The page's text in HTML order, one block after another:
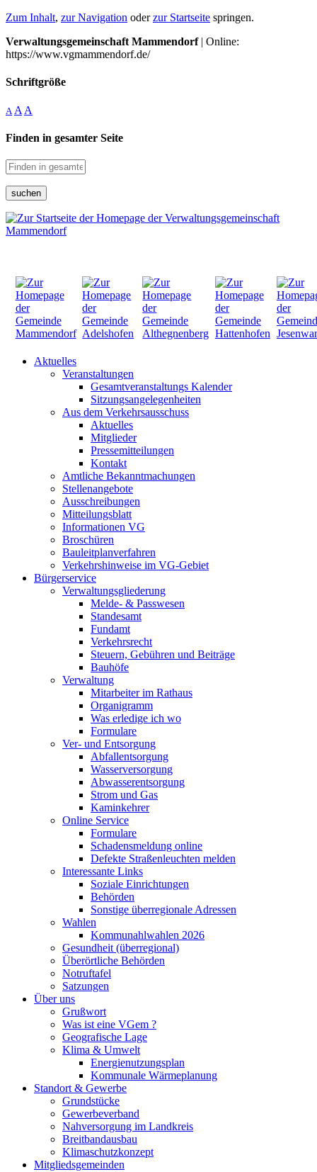
Zum Inhalt, zur Navigation oderzur Startseite springen.
Verwaltungsgemeinschaft Mammendorf| Online:
https://www.vgmammendorf.de/
Schriftgröße
A A A
Finden in gesamter Seite
suchen
Aktuelles
Veranstaltungen
Gesamtveranstaltungs Kalender
Sitzungsangelegenheiten
Aus dem Verkehrsausschuss
Aktuelles
Mitglieder
Pressemitteilungen
Kontakt
Amtliche Bekanntmachungen
Stellenangebote
Ausschreibungen
Mitteilungsblatt
Informationen VG
Broschüren
Bauleitplanverfahren
Verkehrshinweise im VG-Gebiet
Bürgerservice
Verwaltungsgliederung
Melde- & Passwesen
Standesamt
Fundamt
Verkehrsrecht
Steuern, Gebühren und Beiträge
Bauhöfe
Verwaltung
Mitarbeiter im Rathaus
Organigramm
Was erledige ich wo
Formulare
Ver- und Entsorgung
Abfallentsorgung
Wasserversorgung
Abwasserentsorgung
Strom und Gas
Kaminkehrer
Online Service
Formulare
Schadensmeldung online
Defekte Straßenleuchten melden
Interessante Links
Soziale Einrichtungen
Behörden
Sonstige überregionale Adressen
Wahlen
Kommunahlwahlen 2026
Gesundheit (überregional)
Überörtliche Behörden
Notruftafel
Satzungen
Über uns
Grußwort
Was ist eine VGem ?
Geografische Lage
Klima & Umwelt
Energienutzungsplan
Kommunale Wärmeplanung
Standort & Gewerbe
Grundstücke
Gewerbeverband
Nahversorgung im Landkreis
Breitbandausbau
Klimaschutzkonzept
Mitgliedsgemeinden